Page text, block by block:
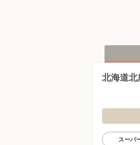
北海道北
スーパ